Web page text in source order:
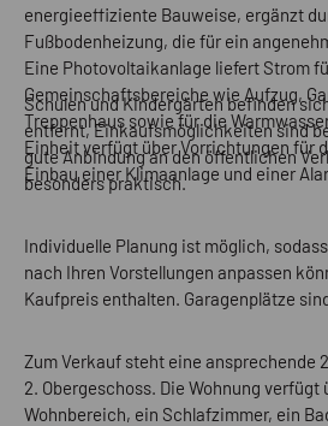
energieeffiziente Bauweise, ergänzt
Fußbodenheizung, die für ein
Eine Photovoltaikanlage liefert Strom
Gemeinschaftsbereiche wie Aufzug,
Treppenhaus sowie für die
Einheit verfügt über Vorrichtungen für
Einbau einer Klimaanlage und einer
Schulen und Kindergärten befinden
entfernt, Einkaufsmöglichkeiten sind
gute Anbindung an den öffentlichen
besonders praktisch.
Individuelle Planung ist möglich,
nach Ihren Vorstellungen anpassen
Kaufpreis enthalten. Garagenplätze
Zum Verkauf steht eine ansprechende
2. Obergeschoss. Die Wohnung verfügt
Wohnbereich, ein Schlafzimmer, ein